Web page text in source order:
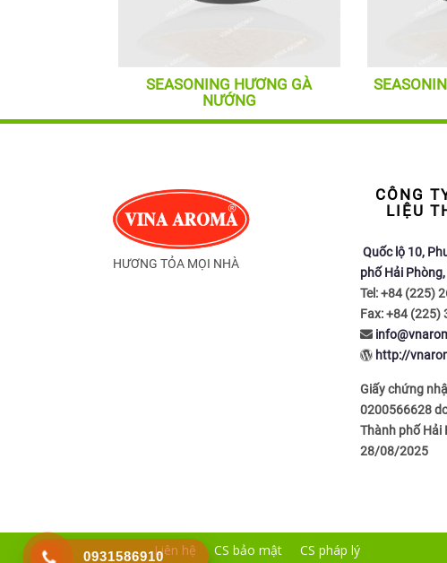
SEASONING HƯƠNG GÀ
NƯỚNG
HƯƠNG TỎA MỌI NHÀ
CÔNG
LIỆU
Quốc lộ 10,
phố Hải
Tel: +84 (225)
Fax: +84 (225)
http://
Giấy chứng
0200566628
Thành phố Hải
28/08/2025
Liên hệ CS bảo mật CS pháp lý
0931586910